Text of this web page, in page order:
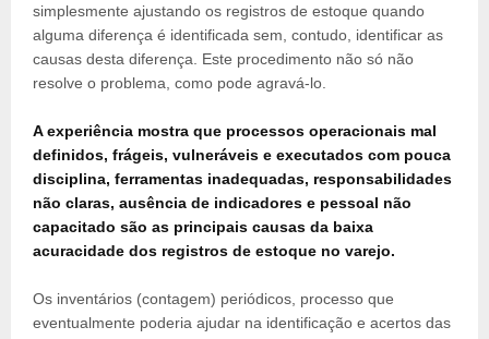
simplesmente ajustando os registros de estoque quando
alguma diferença é identificada sem, contudo, identificar as
causas desta diferença. Este procedimento não só não
resolve o problema, como pode agravá-lo.
A experiência mostra que processos operacionais mal
definidos, frágeis, vulneráveis e executados com pouca
disciplina, ferramentas inadequadas, responsabilidades
não claras, ausência de indicadores e pessoal não
capacitado são as principais causas da baixa
acuracidade dos registros de estoque no varejo.
Os inventários (contagem) periódicos, processo que
eventualmente poderia ajudar na identificação e acertos das